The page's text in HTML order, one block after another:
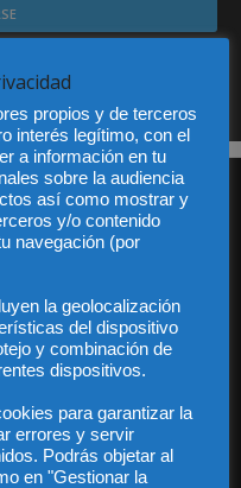
exclusiva de LEXDIR GLOBAL
propios y de terceros
interés legítimo, con el
a información en tu
sobre la audiencia
así como mostrar y
y/o contenido
navegación (por
la geolocalización
del dispositivo
y combinación de
dispositivos.
para garantizar la
errores y servir
Podrás objetar al
en "Gestionar la